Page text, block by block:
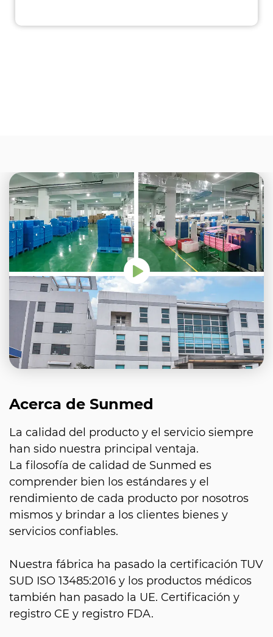
Acerca de Sunmed
La calidad del producto y el servicio siempre
han sido nuestra principal ventaja.
La filosofía de calidad de Sunmed es
comprender bien los estándares y el
rendimiento de cada producto por nosotros
mismos y brindar a los clientes bienes y
servicios confiables.
Nuestra fábrica ha pasado la certificación TUV
SUD ISO 13485:2016 y los productos médicos
también han pasado la UE. Certificación y
registro CE y registro FDA.